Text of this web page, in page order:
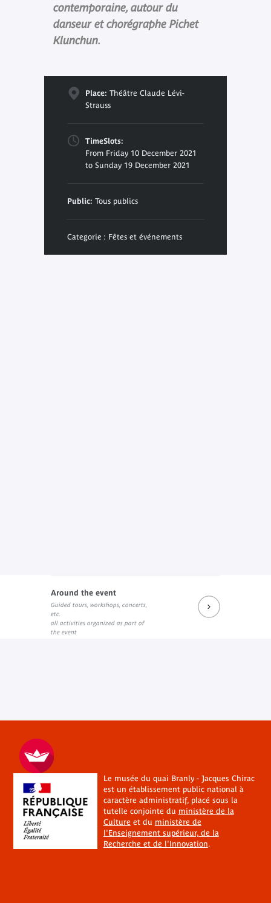
contemporaine, autour du
danseur et chorégraphe Pichet
Klunchun.
Place: Théâtre Claude Lévi-
Strauss
TimeSlots:
From Friday 10 December 2021
to Sunday 19 December 2021
Public: Tous publics
Categorie : Fêtes et événements
Around the event
Guided tours, workshops, concerts,
etc.
all activities organized as part of
the event
Le musée du quai Branly - Jacques Chirac
est un établissement public national à
caractère administratif, placé sous la
tutelle conjointe du ministère de la
Cultureet du ministère de
l'Enseignement supérieur, de la
Recherche et de l'Innovation.